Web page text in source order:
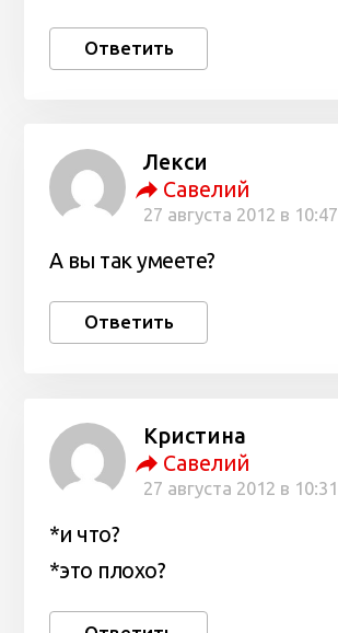
Ответить
Лекси
Савелий
27 августа 2012 в 10:47
А вы так умеете?
Ответить
Кристина
Савелий
27 августа 2012 в 10:31
*и что?
*это плохо?